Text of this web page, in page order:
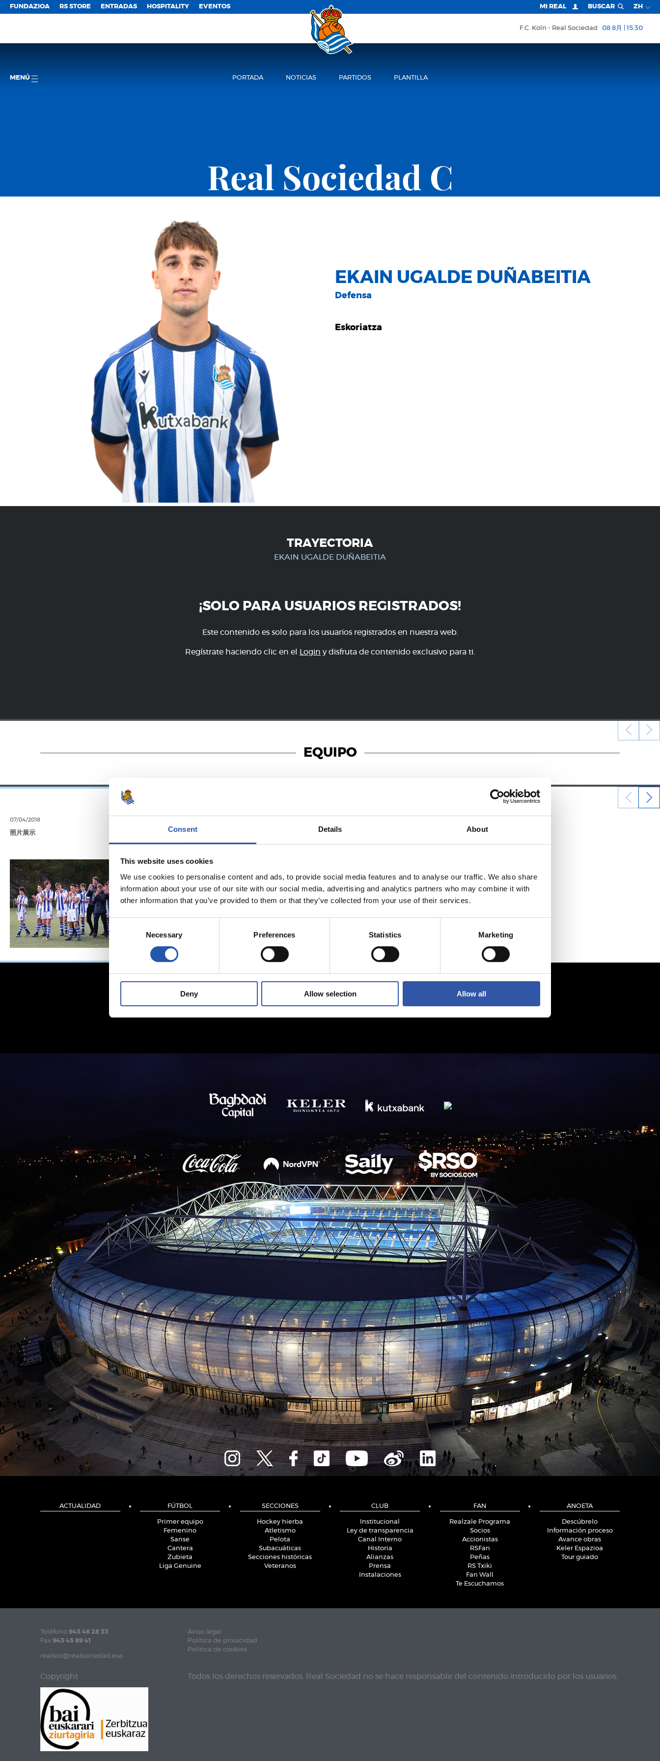
Consent Details About
This website uses cookies
We use cookies to personalise content and ads, to provide social media features and to analyse our traffic. We also share
information about your use of our site with our social media, advertising and analytics partners who may combine it with
other information that you’ve provided to them or that they’ve collected from your use of their services.
Consent
Selection
Necessary Preferences Statistics Marketing
Deny Allow selection Allow all
FUNDAZIOA RS STORE ENTRADAS HOSPITALITY EVENTOS MI REAL BUSCAR ZH
F.C. Köln Real Sociedad 08 8月 | 15:30
MENÚ PORTADA NOTICIAS PARTIDOS PLANTILLA
Real Sociedad C
EKAIN UGALDE DUÑABEITIA
Defensa
Eskoriatza
TRAYECTORIA
EKAIN UGALDE DUÑABEITIA
¡SOLO PARA USUARIOS REGISTRADOS!
Este contenido es solo para los usuarios registrados en nuestra web.
Regístrate haciendo clic en el Login y disfruta de contenido exclusivo para ti.
EQUIPO
07/04/2018
照片展示 视频
圣塞巴斯蒂安日
照片展示
ACTUALIDAD FÚTBOL
Primer equipo
Femenino
Sanse
Cantera
Zubieta
Liga Genuine
SECCIONES
Hockey hierba
Atletismo
Pelota
Subacuáticas
Secciones históricas
Veteranos
CLUB
Institucional
Ley de transparencia
Canal Interno
Historia
Alianzas
Prensa
Instalaciones
FAN
Realzale Programa
Socios
Accionistas
RSFan
Peñas
RS Txiki
Fan Wall
Te Escuchamos
ANOETA
Descúbrelo
Información proceso
Avance obras
Keler Espazioa
Tour guiado
Teléfono 943 46 28 33
Fax 943 45 89 41
realsoc@realsociedad.eus
Aviso legal
Política de privacidad
Política de cookies
Copyright Todos los derechos reservados. Real Sociedad no se hace responsable del contenido introducido por los usuarios.